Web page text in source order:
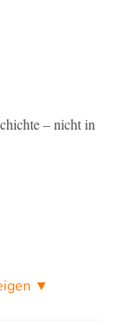
– nicht in
▼